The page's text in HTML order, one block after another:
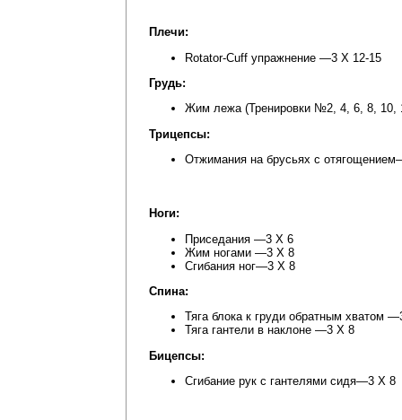
Плечи:
Rotator-Cuff упражнение —3 Х 12-15
Грудь:
Жим лежа (Тренировки №2, 4, 6, 8, 10,
Трицепсы:
Отжимания на брусьях с
Ноги:
Приседания —3 Х 6
Жим ногами —3 Х 8
Сгибания ног—3 Х 8
Спина:
Тяга блока к груди обратным хватом
Тяга гантели в наклоне —3 Х 8
Бицепсы:
Сгибание рук с гантелями сидя—3 Х 8